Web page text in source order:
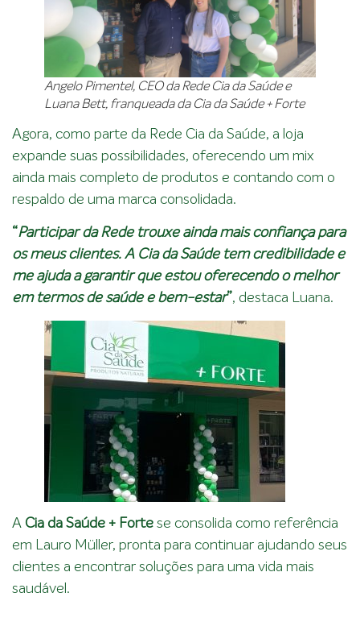
Angelo Pimentel, CEO da Rede Cia da Saúde e
Luana Bett, franqueada da Cia da Saúde + Forte
Agora, como parte da Rede Cia da Saúde, a loja
expande suas possibilidades, oferecendo um mix
ainda mais completo de produtos e contando com o
respaldo de uma marca consolidada.
“Participar da Rede trouxe ainda mais confiança para
os meus clientes. A Cia da Saúde tem credibilidade e
me ajuda a garantir que estou oferecendo o melhor
em termos de saúde e bem-estar”, destaca Luana.
A Cia da Saúde + Forte se consolida como referência
em Lauro Müller, pronta para continuar ajudando seus
clientes a encontrar soluções para uma vida mais
saudável.